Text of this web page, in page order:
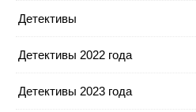
Детективы
Детективы 2022 года
Детективы 2023 года